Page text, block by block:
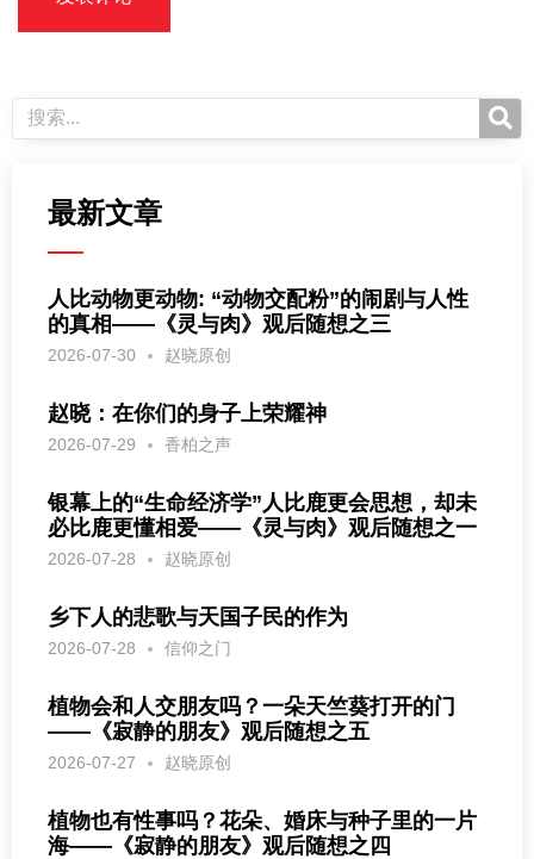
最新文章
人比动物更动物: “动物交配粉”的闹剧与人性
的真相——《灵与肉》观后随想之三
2026-07-30 赵晓原创
赵晓：在你们的身子上荣耀神
2026-07-29 香柏之声
银幕上的“生命经济学”人比鹿更会思想，却未
必比鹿更懂相爱——《灵与肉》观后随想之一
2026-07-28 赵晓原创
乡下人的悲歌与天国子民的作为
2026-07-28 信仰之门
植物会和人交朋友吗？一朵天竺葵打开的门
——《寂静的朋友》观后随想之五
2026-07-27 赵晓原创
植物也有性事吗？花朵、婚床与种子里的一片
海——《寂静的朋友》观后随想之四